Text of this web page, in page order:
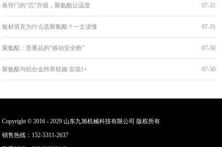
卷帘门的“芯”升级，聚氨酯让温度 07-31
板材填充为什么选聚氨酯？一文读懂 07-31
聚氨酯：贵重品的“移动安全舱” 07-30
聚氨酯与铝合金跨界联姻 实现1+ 07-30
Copyright © 2016 - 2029 山东九旭机械科技有限公司 版权所有
销售热线：152-5311-2637